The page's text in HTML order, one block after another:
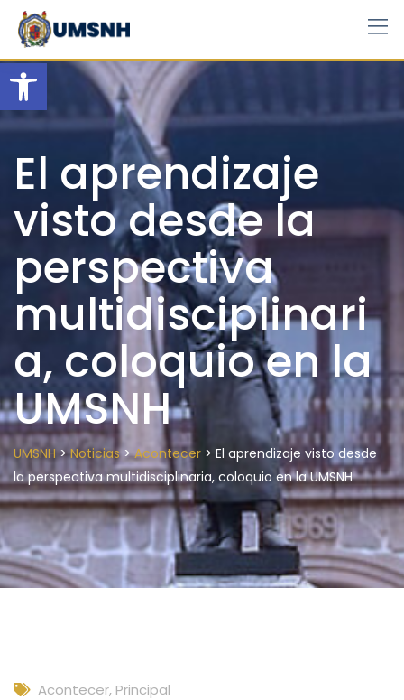
Open toolbar
Skip
content
El aprendizaje
visto desde la
perspectiva
multidisciplinari
a, coloquio en la
UMSNH
UMSNH>Noticias>Acontecer > El aprendizaje visto desde
la perspectiva multidisciplinaria, coloquio en la UMSNH
Acontecer, Principal